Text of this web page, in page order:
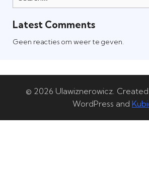
Latest Comments
Geen reacties om weer te geven.
© 2026 Ulawiznerowicz.
WordPress and